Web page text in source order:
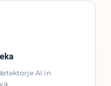
AI in